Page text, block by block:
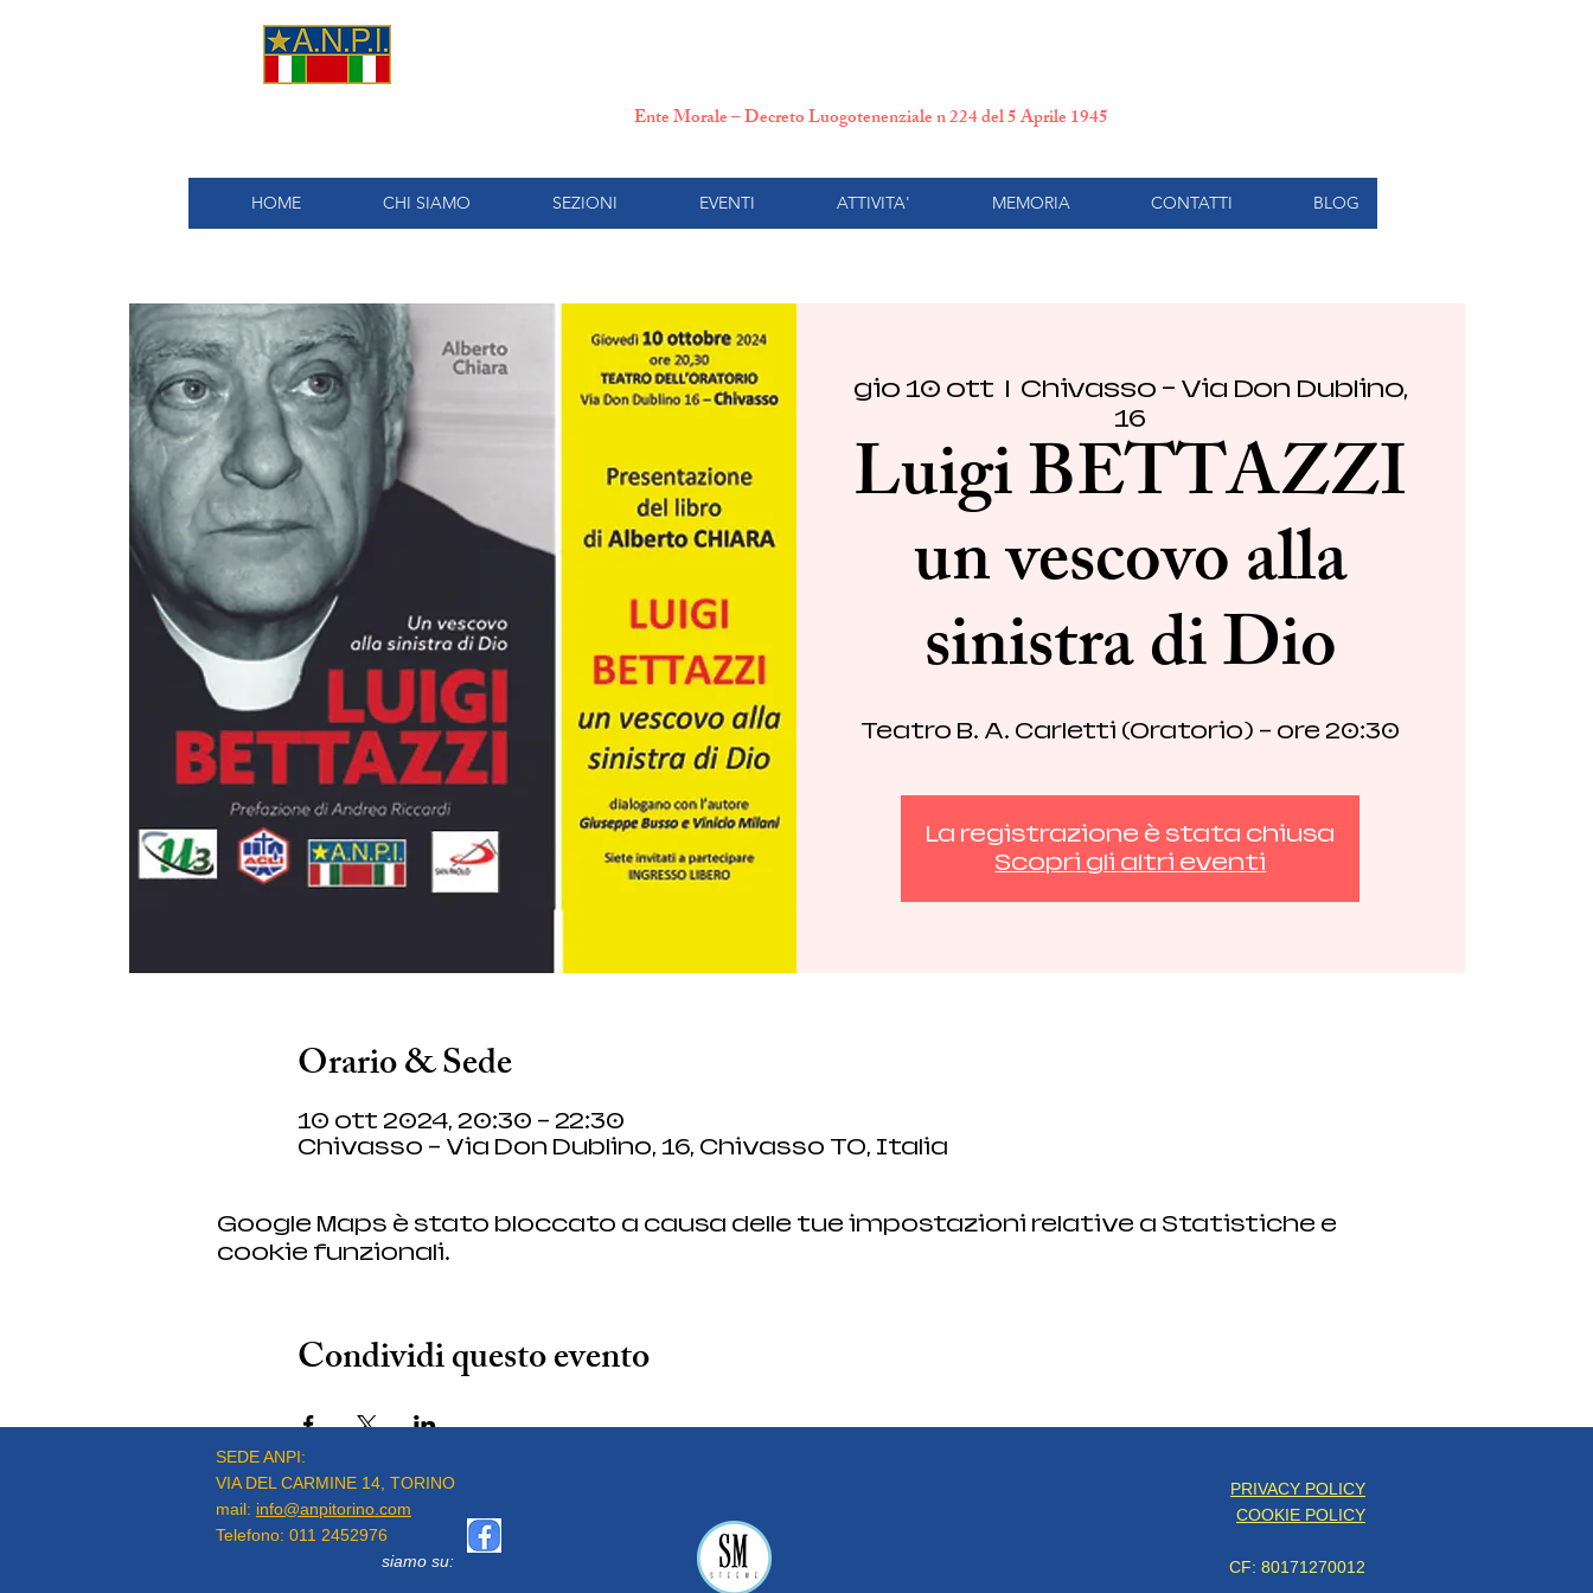
Ente Morale – Decreto Luogotenenziale n 224 del 5 Aprile 1945
HOME CHI SIAMO SEZIONI EVENTI ATTIVITA' MEMORIA CONTATTI BLOG
gio 10 ott
  |
Chivasso - Via Don Dublino,
16
Luigi BETTAZZI
un vescovo alla
sinistra di Dio
Teatro B. A. Carletti (Oratorio) - ore 20:30
La registrazione è stata chiusa
Scopri gli altri eventi
Orario & Sede
10 ott 2024, 20:30 – 22:30
Chivasso - Via Don Dublino, 16, Chivasso TO, Italia
Google Maps è stato bloccato a causa delle tue impostazioni relative a Statistiche e
cookie funzionali.
Condividi questo evento
SEDE ANPI:
VIA DEL CARMINE 14, TORINO
mail: info@anpitorino.com
Telefono: 011 2452976
siamo su:
PRIVACY POLICY
COOKIE POLICY
CF: 80171270012